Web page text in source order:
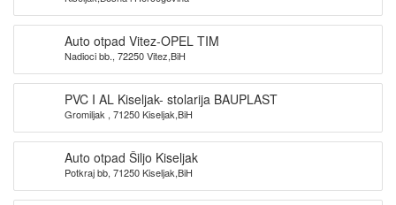
Auto otpad Vitez-OPEL TIM
Nadioci bb., 72250 Vitez,BiH
PVC I AL Kiseljak- stolarija BAUPLAST
Gromiljak , 71250 Kiseljak,BiH
Auto otpad Šiljo Kiseljak
Potkraj bb, 71250 Kiseljak,BiH